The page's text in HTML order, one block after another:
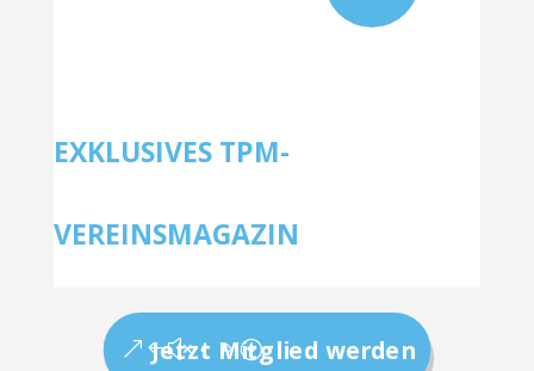
EXKLUSIVES TPM-
VEREINSMAGAZIN
Jetzt Mitglied werden